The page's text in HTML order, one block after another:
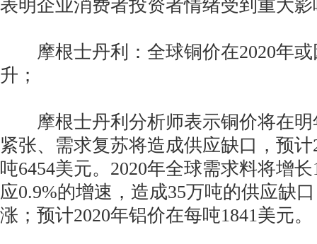
表明企业消费者投资者情绪受到重大
摩根士丹利：全球铜价在2020年或
升；
摩根士丹利分析师表示铜价将在明
紧张、需求复苏将造成供应缺口，预
吨6454美元。2020年全球需求料将增
应0.9%的增速，造成35万吨的供应缺
涨；预计2020年铝价在每吨1841美元。